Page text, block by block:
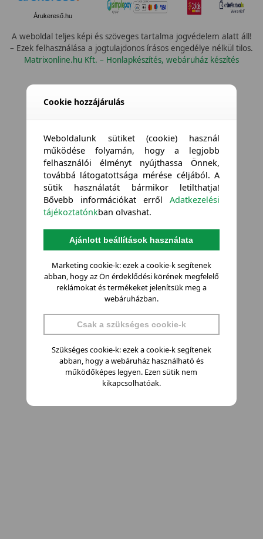
Árukereső.hu
A weboldal teljes képi és szöveges tartalma jogvédelem alatt áll!
– Ezek felhasználása a jogtulajdonos írásos engedélye nélkül tilos.
Matrixonline.hu Kft. – Honlapkészítés, webáruház készítés
Cookie hozzájárulás
Weboldalunk sütiket (cookie) használ
működése folyamán, hogy a legjobb
felhasználói élményt nyújthassa Önnek,
továbbá látogatottsága mérése céljából. A
sütik használatát bármikor letilthatja!
Bővebb információkat errőlAdatkezelési
tájékoztatónkban olvashat.
Ajánlott beállítások használata
Marketing cookie-k: ezek a cookie-k segítenek
abban, hogy az Ön érdeklődési körének megfelelő
reklámokat és termékeket jelenítsük meg a
webáruházban.
Csak a szükséges cookie-k
Szükséges cookie-k: ezek a cookie-k segítenek
abban, hogy a webáruház használható és
működőképes legyen. Ezen sütik nem
kikapcsolhatóak.